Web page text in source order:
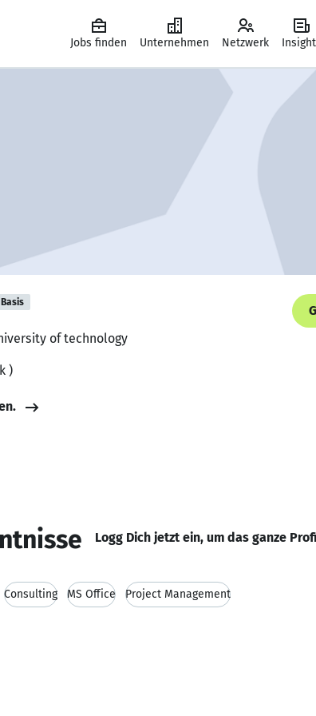
Jobs finden Unternehmen Netzwerk
Basis
of technology
)
Logg Dich jetzt ein, um das ganze
Consulting MS Office Project Management